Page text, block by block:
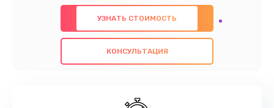
предлагаем быстрый и качественный ремонт с
использованием оригинальных компонентов, а
также гарантируем качество всех
проведенных работ. Наша цель - предоставить
наилучшим образом. Не медлите записаться на
УЗНАТЬ СТОИМОСТЬ
КОНСУЛЬТАЦИЯ